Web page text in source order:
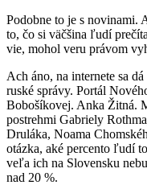
Podobne to je s novinami.
to, čo si väčšina ľudí
vie, mohol veru právom
Ach áno, na internete sa
ruské správy. Portál
Bobošíkovej. Anka Žitná.
postrehmi Gabriely
Druláka, Noama
otázka, aké percento ľudí
veľa ich na Slovensku
nad 20 %.